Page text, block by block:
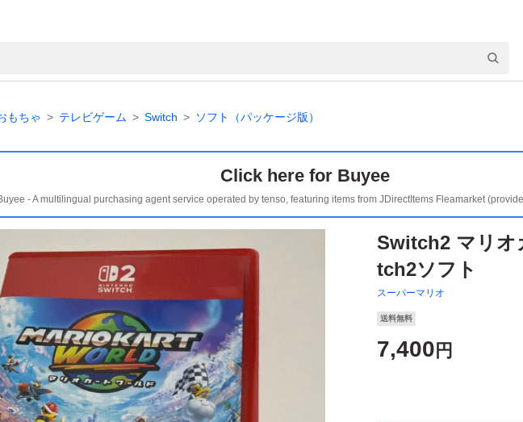
もちゃ テレビゲーム Switch ソフト（パッケージ版）
Click here for Buyee
- A multilingual purchasing agent service operated by tenso, featuring items from JDirectItems Fleamarket
Switch2 マリオ
tch2ソフト
スーパーマリオ
送料無料
7,400 円